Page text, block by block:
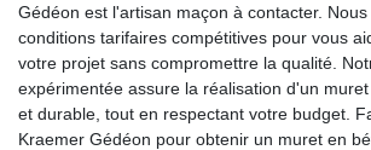
Gédéon est l'artisan maçon à contacter.
conditions tarifaires compétitives pour vous
votre projet sans compromettre la qualité.
expérimentée assure la réalisation d'un
et durable, tout en respectant votre budget.
Kraemer Gédéon pour obtenir un muret en